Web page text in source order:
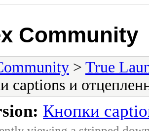
Community
> True
captions и
Кнопки